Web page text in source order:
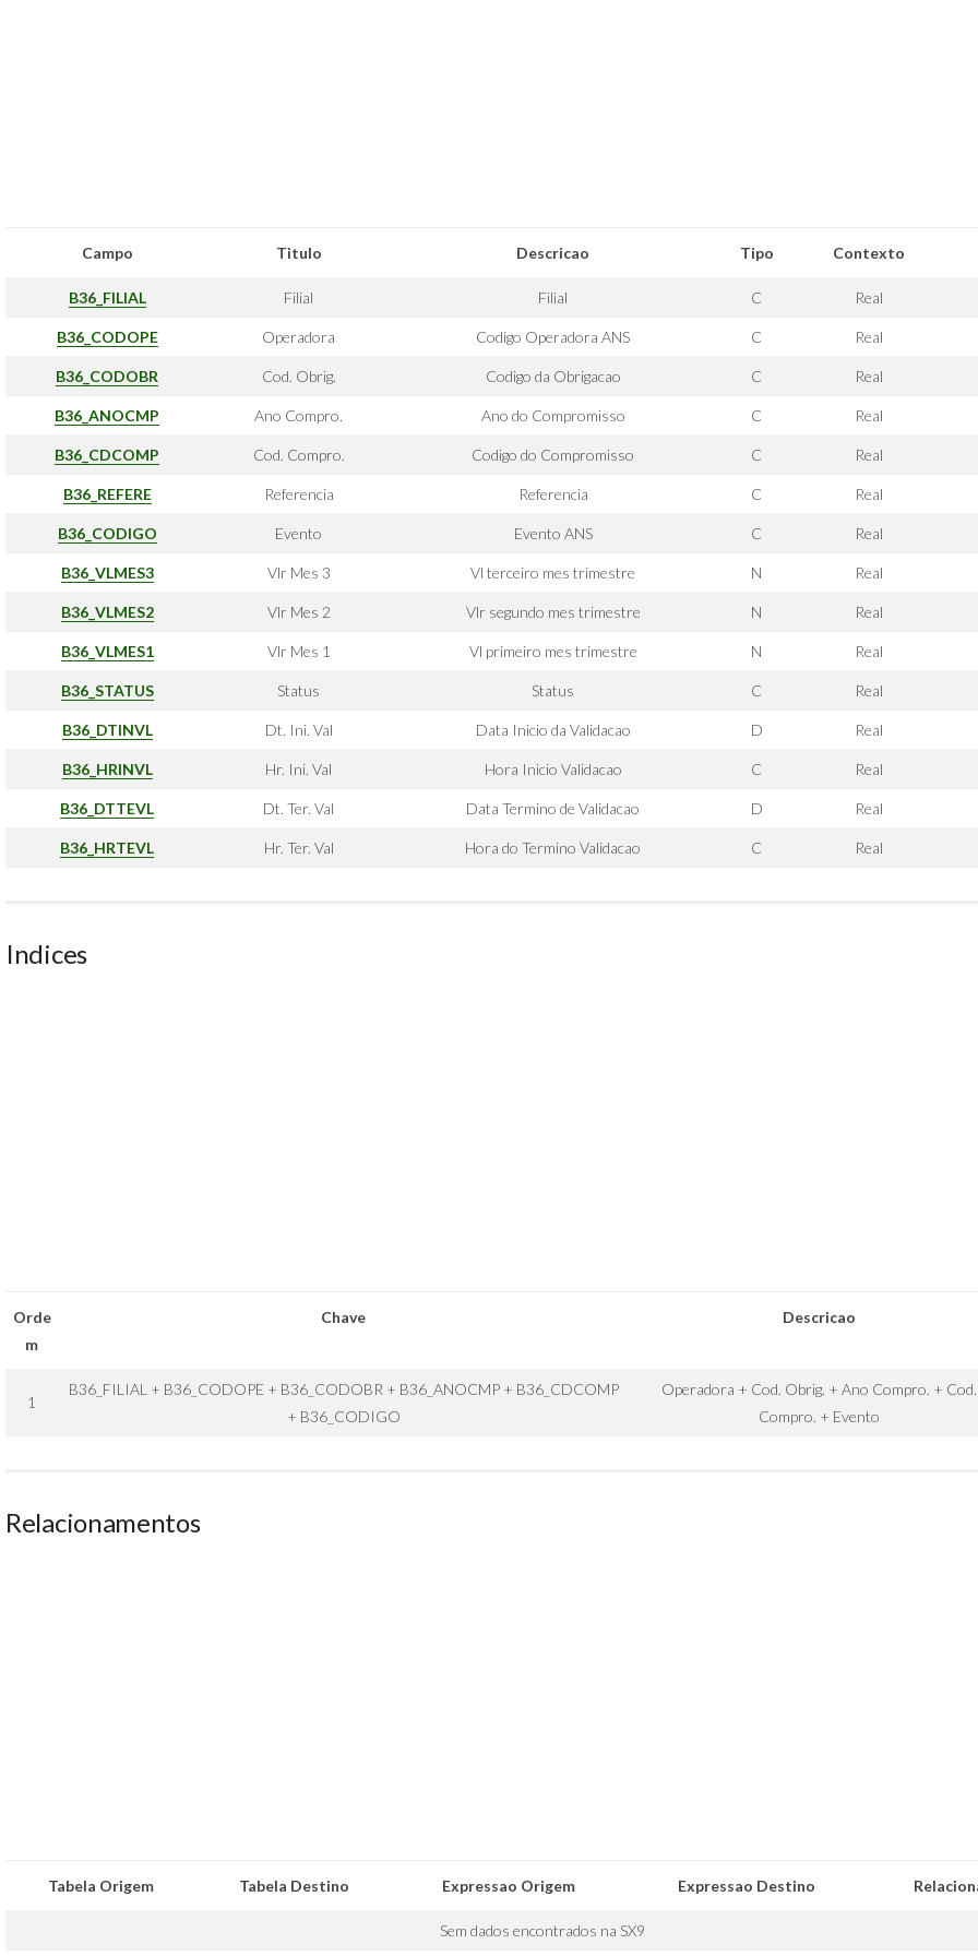
Campo Titulo Descricao Tipo Contexto
B36_FILIAL Filial Filial C Real
B36_CODOPE Operadora Codigo Operadora ANS C Real
B36_CODOBR Cod. Obrig. Codigo da Obrigacao C Real
B36_ANOCMP Ano Compro. Ano do Compromisso C Real
B36_CDCOMP Cod. Compro. Codigo do Compromisso C Real
B36_REFERE Referencia Referencia C Real
B36_CODIGO Evento Evento ANS C Real
B36_VLMES3 Vlr Mes 3 Vl terceiro mes trimestre N Real
B36_VLMES2 Vlr Mes 2 Vlr segundo mes trimestre N Real
B36_VLMES1 Vlr Mes 1 Vl primeiro mes trimestre N Real
B36_STATUS Status Status C Real
B36_DTINVL Dt. Ini. Val Data Inicio da Validacao D Real
B36_HRINVL Hr. Ini. Val Hora Inicio Validacao C Real
B36_DTTEVL Dt. Ter. Val Data Termino de Validacao D Real
B36_HRTEVL Hr. Ter. Val Hora do Termino Validacao C Real
Indices
Orde
m
Chave Descricao
1
B36_FILIAL + B36_CODOPE + B36_CODOBR + B36_ANOCMP + B36_CDCOMP
+ B36_CODIGO
Operadora + Cod. Obrig. + Ano Compro. + Cod.
Compro. + Evento
Relacionamentos
Tabela Origem Tabela Destino Expressao Origem Expressao Destino
Sem dados encontrados na SX9